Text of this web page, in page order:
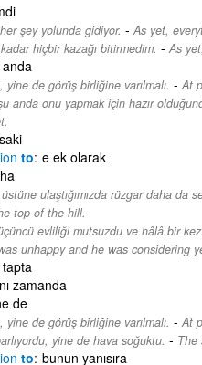
şey yolunda gidiyor. - As yet,
hiçbir kazağı bitirmedim. - As
yine de görüş birliğine varılmalı. - At
anda onu yapmak için hazır
to e ek olarak
ulaştığımızda rüzgar daha da
top of the hill.
evliliği mutsuzdu ve hâlâ bir
unhappy and he was considering
zamanda
de
yine de görüş birliğine varılmalı. - At
yine de hava soğuktu. - The
to bunun yanısıra